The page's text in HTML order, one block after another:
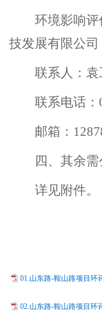
环境影响评
技发展有限公司
联系人 ： 袁
联系电话 ：
邮箱 ：
四、 其余
详见附件。
01.山东路-鞍山路项目环
02.山东路-鞍山路项目环